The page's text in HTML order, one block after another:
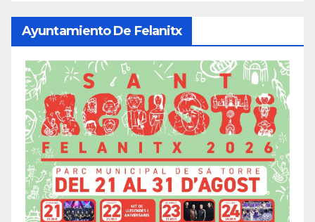
Ayuntamiento De Felanitx